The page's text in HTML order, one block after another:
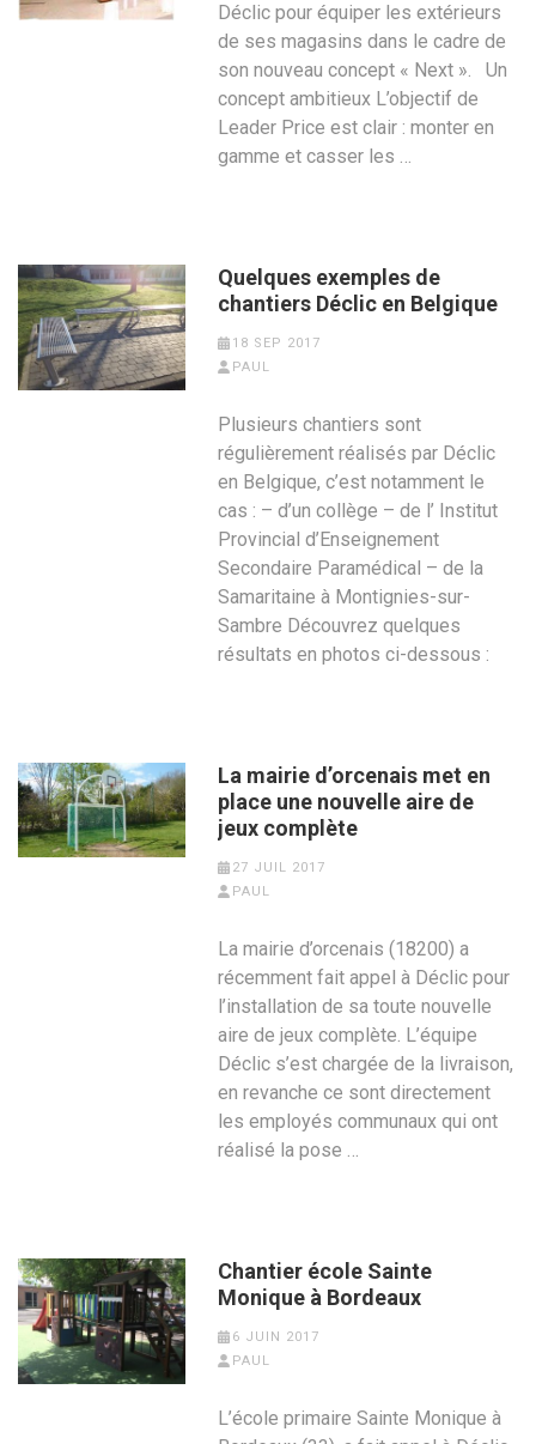
Déclic pour équiper les extérieurs
de ses magasins dans le cadre de
son nouveau concept « Next ». Un
concept ambitieux L’objectif de
Leader Price est clair : monter en
gamme et casser les …
Quelques exemples de
chantiers Déclic en Belgique
18 SEP 2017
PAUL
Plusieurs chantiers sont
régulièrement réalisés par Déclic
en Belgique, c’est notamment le
cas : – d’un collège – de l’ Institut
Provincial d’Enseignement
Secondaire Paramédical – de la
Samaritaine à Montignies-sur-
Sambre Découvrez quelques
résultats en photos ci-dessous :
La mairie d’orcenais met en
place une nouvelle aire de
jeux complète
27 JUIL 2017
PAUL
La mairie d’orcenais (18200) a
récemment fait appel à Déclic pour
l’installation de sa toute nouvelle
aire de jeux complète. L’équipe
Déclic s’est chargée de la livraison,
en revanche ce sont directement
les employés communaux qui ont
réalisé la pose …
Chantier école Sainte
Monique à Bordeaux
6 JUIN 2017
PAUL
L’école primaire Sainte Monique à